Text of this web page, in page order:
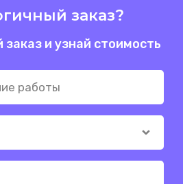
заказ?
и узнай стоимость